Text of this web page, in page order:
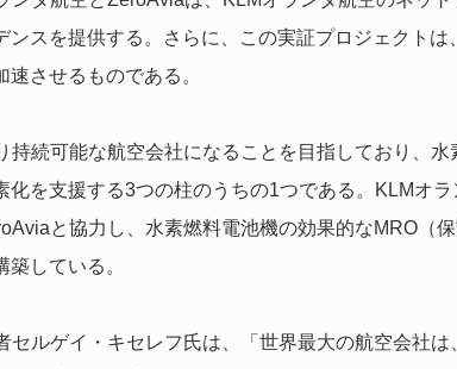
ンスを提供する。さらに、この実証プロジェクト
させるものである。
持続可能な航空会社になることを目指しており、
化を支援する3つの柱のうちの1つである。KLMオ
と協力し、水素燃料電池機の効果的なMRO（
している。
セルゲイ・キセレフ氏は、「世界最大の航空会社は